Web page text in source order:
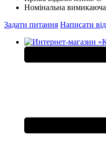
Номінальна вимикаюча
Задати питання Написати